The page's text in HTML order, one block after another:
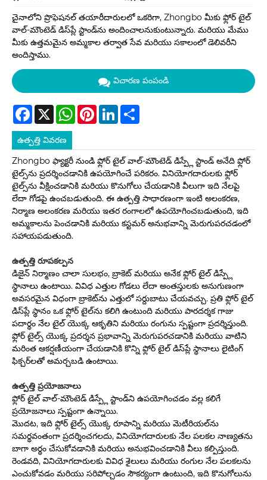
చైనాలోని ప్రొఫెషనల్ తయారీదారులలో ఒకరిగా, Zhongbo మీకు ఫ్లోర్ టైల్
వాల్-మౌంటెడ్ డిస్‌ప్లే స్టాండ్‌ను అందించాలనుకుంటున్నారు. మరియు మేము
మీకు ఉత్తమమైన అమ్మకాల తర్వాత సేవ మరియు సకాలంలో డెలివరీని
అందిస్తాము.
విచారణ పంపండి
Facebook
X WhatsAppPinterestLinkedIn
ఉత్పత్తి వివరణ
Zhongbo ఫ్యాక్టరీ నుండి ఫ్లోర్ టైల్ వాల్-మౌంటెడ్ డిస్ప్లే స్టాండ్ అనేది ఫ్లోర్
టైల్స్‌ను ప్రదర్శించడానికి ఉపయోగించే పరికరం. వినియోగదారులకు ఫ్లోర్
టైల్స్‌ను వీక్షించడానికి మరియు కొనుగోలు చేయడానికి వీలుగా ఇది నేలపై
లేదా గోడపై ఉంచబడుతుంది. ఈ ఉత్పత్తి సాధారణంగా ఇంటి అలంకరణ,
నిర్మాణ అలంకరణ మరియు ఇతర రంగాలలో ఉపయోగించబడుతుంది, ఇది
అమ్మకాలను పెంచడానికి మరియు కస్టమర్ అనుభవాన్ని మెరుగుపరచడంలో
సహాయపడుతుంది.
ఉత్పత్తి రూపకల్పన
డిజైన్ నిర్మాణం చాలా సులభం, బ్రాకెట్ మరియు అనేక ఫ్లోర్ టైల్ డిస్ప్లే
స్థానాలు ఉంటాయి. వివిధ ఎత్తుల గోడలు లేదా అంతస్తులకు అనుగుణంగా
అవసరమైన విధంగా బ్రాకెట్‌ను ఎత్తులో సర్దుబాటు చేయవచ్చు. ప్రతి ఫ్లోర్ టైల్
డిస్‌ప్లే స్థానం ఒక ఫ్లోర్ టైల్‌ను కలిగి ఉంటుంది మరియు పారదర్శక గాజు
పదార్థం నేల టైల్ యొక్క ఆకృతిని మరియు రంగును స్పష్టంగా ప్రదర్శిస్తుంది.
ఫ్లోర్ టైల్స్ యొక్క ప్రదర్శన ప్రభావాన్ని మెరుగుపరచడానికి మరియు వాటిని
మరింత ఆకర్షణీయంగా చేయడానికి కొన్ని ఫ్లోర్ టైల్ డిస్‌ప్లే స్థానాలు లైటింగ్
ఫిక్చర్‌లతో అమర్చబడి ఉంటాయి.
ఉత్పత్తి ప్రయోజనాలు
ఫ్లోర్ టైల్ వాల్-మౌంటెడ్ డిస్ప్లే స్టాండ్‌ని ఉపయోగించడం వల్ల కలిగే
ప్రయోజనాలు స్పష్టంగా ఉన్నాయి.
మొదట, ఇది ఫ్లోర్ టైల్స్ యొక్క రూపాన్ని మరియు మెటీరియల్‌ను
సమర్థవంతంగా ప్రదర్శించగలదు, వినియోగదారులకు నేల పలకల నాణ్యతను
బాగా అర్థం చేసుకోవడానికి మరియు అనుభవించడానికి వీలు కల్పిస్తుంది.
రెండవది, వినియోగదారులకు వివిధ శైలులు మరియు రంగుల నేల పలకలను
ఎంచుకోవడం మరియు సరిపోల్చడం సౌకర్యంగా ఉంటుంది, ఇది కొనుగోలును